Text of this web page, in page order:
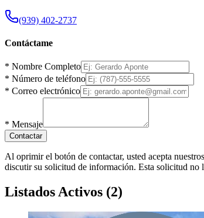
(939) 402-2737
Contáctame
* Nombre Completo
* Número de teléfono
* Correo electrónico
* Mensaje
Contactar
Al oprimir el botón de contactar, usted acepta nuestros
discutir su solicitud de información. Esta solicitud no
Listados Activos (2)